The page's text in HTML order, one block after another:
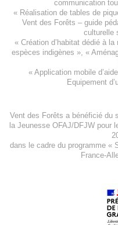
communication
« Réalisation de tables de
Vent des Forêts – guide
culturelle
« Création d’habitat dédié à
espèces indigènes », «
« Application mobile
Equipement
Vent des Forêts a bénéficié du
la Jeunesse OFAJ/DFJWpour
dans le cadre du programme «
France-